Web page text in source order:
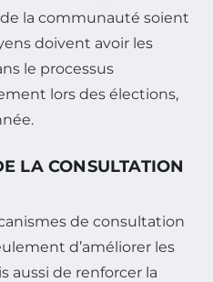
la communauté soient
doivent avoir les
le processus
lors des élections,
LA CONSULTATION
de consultation
d’améliorer les
aussi de renforcer la